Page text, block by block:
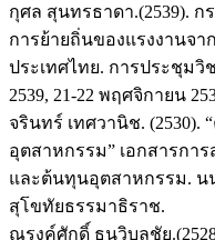
กุศล สุนทรธาดา.(2539).
การย้ายถิ่นของแรงงานจา
ประเทศไทย. การประชุม
2539, 21-22 พฤศจิกายน
จรินทร์ เทศวานิช.
อุตสาหกรรม” เอกสารกา
และต้นทุนอุตสาหกรรม.
สุโขทัยธรรมาธิราช.
ณรงค์ศักดิ์ ธนวิบูลชัย